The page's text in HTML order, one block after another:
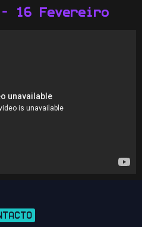
16 Fevereiro